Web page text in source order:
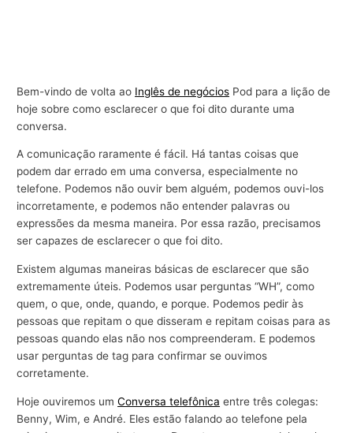
Bem-vindo de volta ao Inglês de negócios Pod para a lição de
hoje sobre como esclarecer o que foi dito durante uma
conversa.
A comunicação raramente é fácil. Há tantas coisas que
podem dar errado em uma conversa, especialmente no
telefone. Podemos não ouvir bem alguém, podemos ouvi-los
incorretamente, e podemos não entender palavras ou
expressões da mesma maneira. Por essa razão, precisamos
ser capazes de esclarecer o que foi dito.
Existem algumas maneiras básicas de esclarecer que são
extremamente úteis. Podemos usar perguntas “WH”, como
quem, o que, onde, quando, e porque. Podemos pedir às
pessoas que repitam o que disseram e repitam coisas para as
pessoas quando elas não nos compreenderam. E podemos
usar perguntas de tag para confirmar se ouvimos
corretamente.
Hoje ouviremos umConversa telefônica entre três colegas:
Benny, Wim, e André. Eles estão falando ao telefone pela